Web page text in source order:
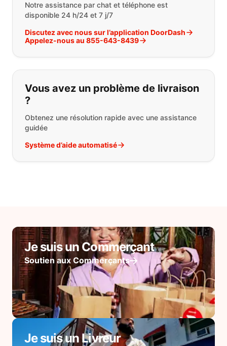
Notre assistance par chat et téléphone est
disponible 24 h/24 et 7 j/7
Discutez avec nous sur l’application DoorDash
Appelez-nous au 855-643-8439
Vous avez un problème de livraison
?
Obtenez une résolution rapide avec une assistance
guidée
Système d’aide automatisé
Je suis un Commerçant
Soutien aux Commerçants
Je suis un Livreur